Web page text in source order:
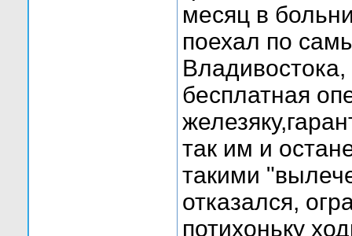
месяц в
поехал по
бесплатная
так им и
такими
отказался,
потихоньку